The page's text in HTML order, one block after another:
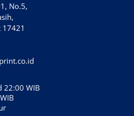
No.5,
17421
22:00 WIB